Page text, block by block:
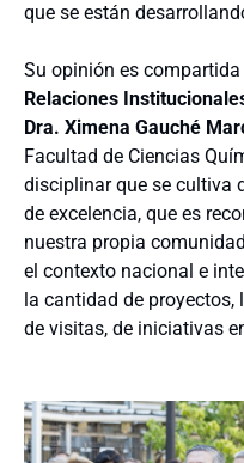
que se están
Su opinión es compartida
Relaciones
Dra. Ximena Gauché
Facultad de Ciencias
disciplinar que se cultiva
de excelencia, que es
nuestra propia
el contexto nacional e
la cantidad de proyectos,
de visitas, de iniciativas